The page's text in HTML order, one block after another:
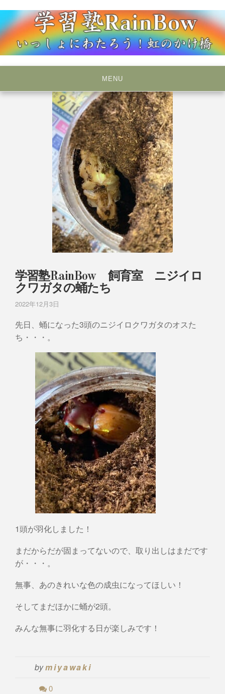
to
content
学習塾RainBow
MENU
学習塾RainBow 飼育室 ニジイロ
クワガタの蛹たち
2022年12月3日
先日、蛹になった3頭のニジイロクワガタのオスた
ち・・・。
1頭が羽化しました！
まだからだが固まってないので、取り出しはまだです
が・・・。
無事、あのきれいな色の成虫になってほしい！
そしてまだほかに蛹が2頭。
みんな無事に羽化する日が楽しみです！
bymiyawaki
0